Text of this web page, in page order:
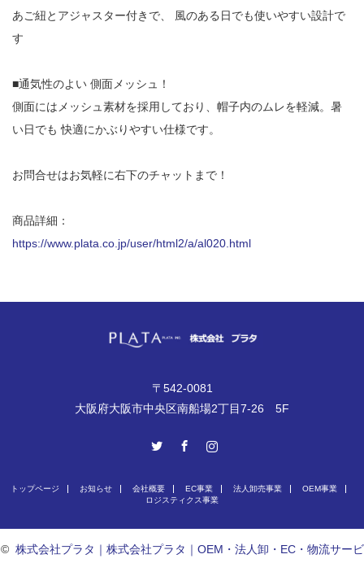
あご紐とアジャスター付きで、 風のある日でも使いやすい設計で
す
■通気性のよい 側面メッシュ！
側面にはメッシュ素材を採用しており、帽子内のムレを軽減。暑
い日でも 快適にかぶりやすい仕様です。
お問合せはお気軽に右下のチャットまで！
商品詳細：
https://www.plata.co.jp/user/html2/a/al020.html
〒542-0081
大阪府大阪市中央区南船場2丁目7-26 5F
トップページ お知らせ 会社概要 EC事業 法人卸売事業
OEM事業
ロジスティクス事業
© 株式会社プラタ｜株式会社プラタ｜OEM・法人卸・EC・物流サービ